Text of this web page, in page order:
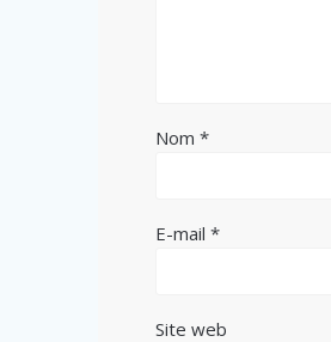
Nom*
E-mail*
Site web